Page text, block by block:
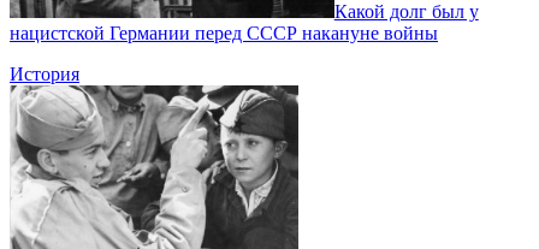
Какой долг был у
нацистской Германии перед СССР накануне войны
История